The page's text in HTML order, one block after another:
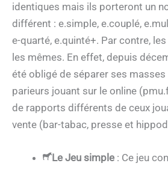
identiques mais ils porteront un
différent : e.simple, e.couplé,
e-quarté, e.quinté+. Par contre,
les mêmes. En effet, depuis
été obligé de séparer ses masses
parieurs jouant sur le online
de rapports différents de ceux
vente (bar-tabac, presse et
Le Jeu simple : Ce jeu